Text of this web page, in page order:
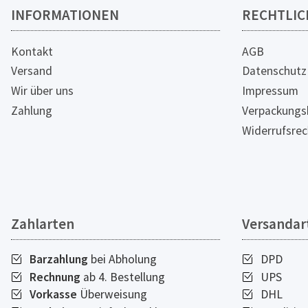
INFORMATIONEN
Kontakt
Versand
Wir über uns
Zahlung
AGB
Datenschutz
Impressum
Zahlarten
Barzahlung bei Abholung
Rechnung ab 4. Bestellung
Vorkasse Überweisung
DPD
UPS
DHL